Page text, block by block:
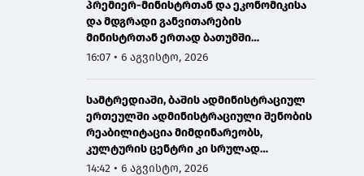
პრემიერ-მინისტრთან და ეკონომიკისა
და მდგრადი განვითარების
მინისტრთან ერთად ბათუმში
მნიშვნელოვან ინფრასტრუქტურულ
16:07 • 6 აგვისტო, 2026
სამტრედიაში, ბაშის ადმინისტრაციულ
ერთეულში ადმინისტრაციული შენობის
რეაბილიტაცია მიმდინარეობს,
კულტურის ცენტრი კი სრულად
განახლდა
14:42 • 6 აგვისტო, 2026